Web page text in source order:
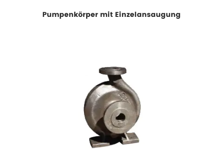
Pumpenkörper mit Einzelansaugung